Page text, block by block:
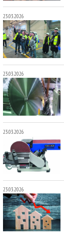
23.03.2026
23.03.2026
23.03.2026
23.03.2026